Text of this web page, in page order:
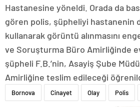
Hastanesine yöneldi. Orada da
gören polis, şüpheliyi hastanenin
kullanarak görüntü alınmasını
ve Soruşturma Büro Amirliğinde
şüpheli F.B.’nin, Asayiş Şube
Amirliğine teslim edileceği
Bornova Cinayet Olay Polis